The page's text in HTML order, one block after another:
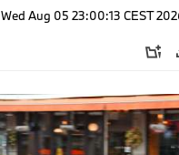
Wed Aug 05 23:00:13 CEST